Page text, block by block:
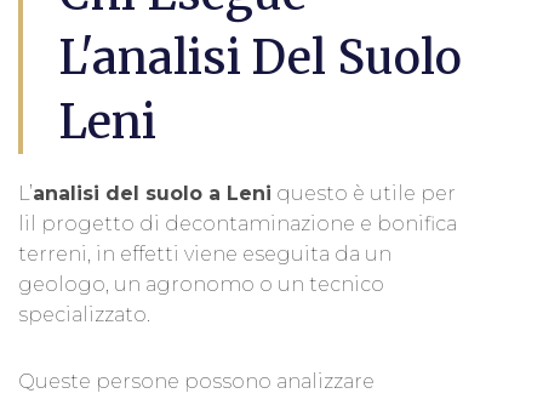
L'analisi Del Suolo
Leni
L’analisi del suolo a Leni questo è utile per
lil progetto di decontaminazione e bonifica
terreni, in effetti viene eseguita da un
geologo, un agronomo o un tecnico
specializzato.
Queste persone possono analizzare